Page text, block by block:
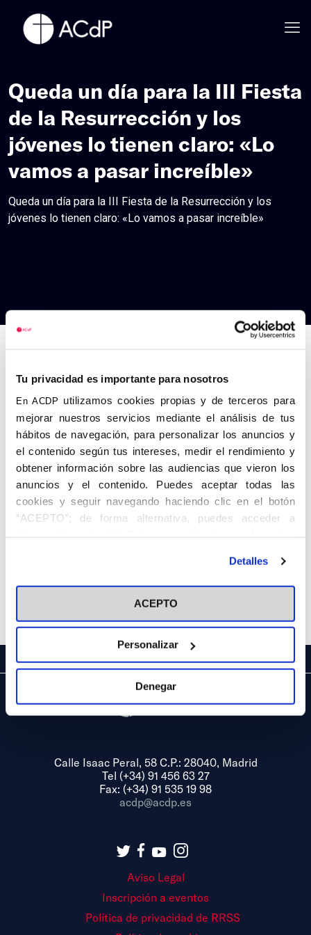
Tu privacidad es importante para nosotros
En ACDP utilizamos cookies propias y de terceros para
mejorar nuestros servicios mediante el análisis de tus
hábitos de navegación, para personalizar los anuncios y
el contenido según tus intereses, medir el rendimiento y
obtener información sobre las audiencias que vieron los
anuncios y el contenido. Puedes aceptar todas las
cookies y seguir navegando haciendo clic en el botón
“ACEPTO”; de forma alternativa, puedes acceder a
información más detallada y cambiar tus preferencias
en el botón "Personalizar". Para más información puedes
visitar nuestra Política de Cookies
Detalles
ACEPTO
Personalizar
Denegar
Queda un día para la III Fiesta
de la Resurrección y los
jóvenes lo tienen claro: «Lo
vamos a pasar increíble»
Queda un día para la III Fiesta de la Resurrección y los
jóvenes lo tienen claro: «Lo vamos a pasar increíble»
Calle Isaac Peral, 58 C.P.: 28040, Madrid
Tel (+34) 91 456 63 27
Fax: (+34) 91 535 19 98
acdp@acdp.es
Aviso Legal
Inscripción a eventos
Política de privacidad de RRSS